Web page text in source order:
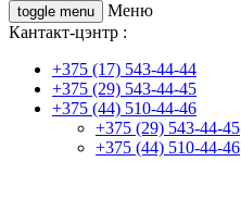
toggle menu
Меню
Кантакт-цэнтр :
+375 (17) 543-44-44
+375 (29) 543-44-45
+375 (44) 510-44-46
+375 (29) 543-44-45
+375 (44) 510-44-46